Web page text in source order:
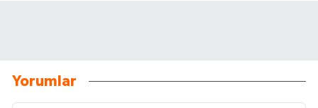
Yorumlar